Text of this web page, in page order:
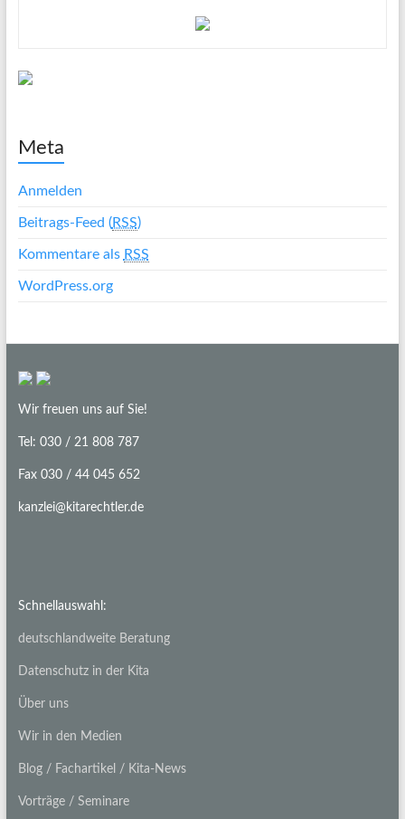
Meta
Anmelden
Beitrags-Feed (RSS)
Kommentare als RSS
WordPress.org
Wir freuen uns auf Sie!
Tel: 030 / 21 808 787
Fax 030 / 44 045 652
kanzlei@kitarechtler.de
Schnellauswahl:
deutschlandweite Beratung
Datenschutz in der Kita
Über uns
Wir in den Medien
Blog / Fachartikel / Kita-News
Vorträge / Seminare